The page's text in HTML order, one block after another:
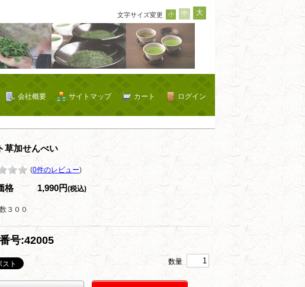
文字サイズ変更 小 中 大
ログイン
カート
サイトマップ
会社概要
草加せんべい
(0件のレビュー)
格 1,990円(税込)
３００
号:42005
数量